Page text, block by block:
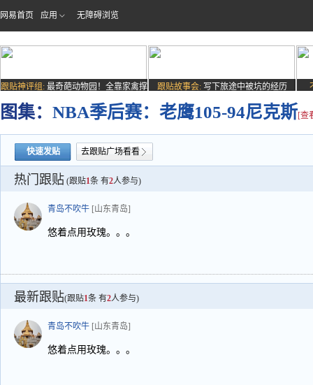
网易首页 应用 无障碍浏览
跟贴神评组: 最奇葩动物园！全靠家禽撑
跟贴故事会: 写下旅途中被坑的经历
图集： NBA季后赛：老鹰105-94尼克斯[查
快速发贴 去跟贴广场看看
热门跟贴 (跟贴1条 有2人参与)
青岛不吹牛 [山东青岛]
悠着点用玫瑰。。。
最新跟贴(跟贴1条 有2人参与)
青岛不吹牛 [山东青岛]
悠着点用玫瑰。。。